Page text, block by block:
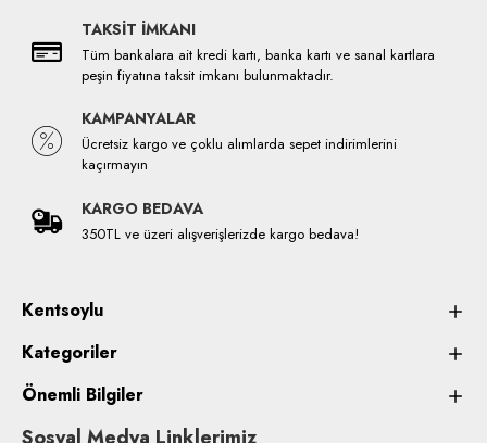
TAKSİT İMKANI
Tüm bankalara ait kredi kartı, banka kartı ve sanal kartlara
peşin fiyatına taksit imkanı bulunmaktadır.
KAMPANYALAR
Ücretsiz kargo ve çoklu alımlarda sepet indirimlerini
kaçırmayın
KARGO BEDAVA
350TL ve üzeri alışverişlerizde kargo bedava!
Kentsoylu
Kategoriler
Önemli Bilgiler